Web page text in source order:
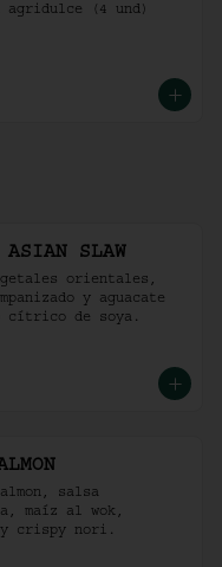
agridulce (4 und)
ASIAN SLAW
orientales,
y aguacate
cítrico de soya.
salsa
maíz al wok,
y crispy nori.